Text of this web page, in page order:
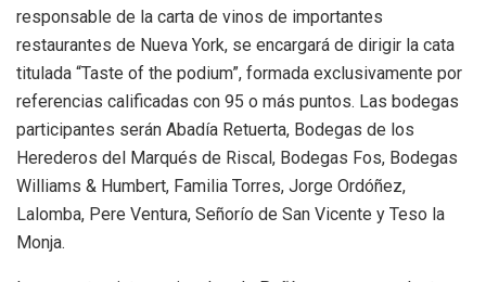
responsable de la carta de vinos de importantes
restaurantes de Nueva York, se encargará de dirigir la cata
titulada “Taste of the podium”, formada exclusivamente por
referencias calificadas con 95 o más puntos. Las bodegas
participantes serán Abadía Retuerta, Bodegas de los
Herederos del Marqués de Riscal, Bodegas Fos, Bodegas
Williams & Humbert, Familia Torres, Jorge Ordóñez,
Lalomba, Pere Ventura, Señorío de San Vicente y Teso la
Monja.